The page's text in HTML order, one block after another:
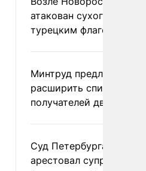
атакован сухогруз под
турецким флагом
Минтруд предложил
расширить список
получателей двух
Суд Петербурга заочно
арестовал супругу